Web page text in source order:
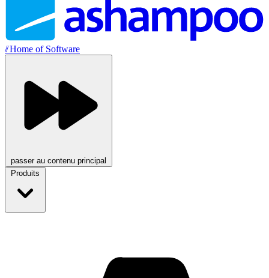
//Home of Software
passer au contenu principal
Produits